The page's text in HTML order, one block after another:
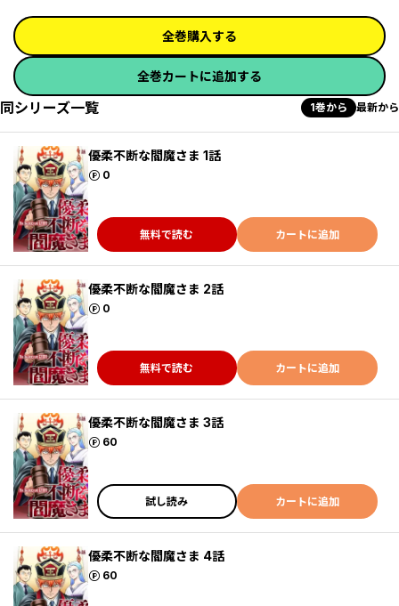
全巻購入する
全巻カートに追加する
同シリーズ一覧 1巻から 最新から
優柔不断な閻魔さま 1話
0
ポイント
無料で読む カートに追加
優柔不断な閻魔さま 2話
0
ポイント
無料で読む カートに追加
優柔不断な閻魔さま 3話
60
ポイント
試し読み カートに追加
優柔不断な閻魔さま 4話
60
ポイント